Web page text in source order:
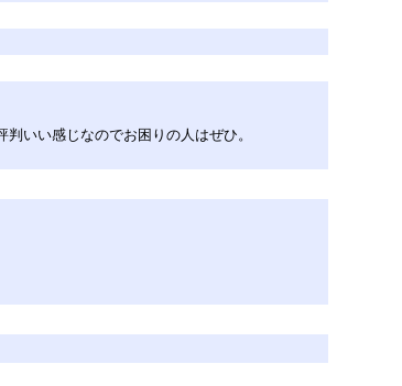
いい感じなのでお困りの人はぜひ。